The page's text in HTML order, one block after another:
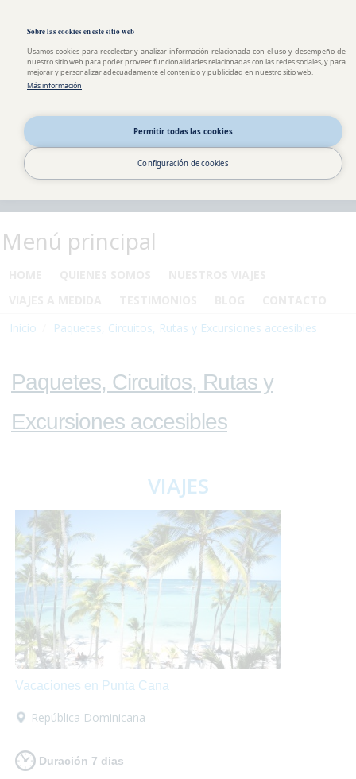
Sobre las cookies en este sitio web
Usamos cookies para recolectar y analizar información relacionada con el uso y desempeño de
nuestro sitio web para poder proveer funcionalidades relacionadas con las redes sociales, y para
mejorar y personalizar adecuadamente el contenido y publicidad en nuestro sitio web.
Más información
Permitir todas las cookies
Configuración de cookies
Menú principal
Inicio
Paquetes, Circuitos, Rutas y Excursiones accesibles
Paquetes, Circuitos, Rutas y
Excursiones accesibles
VIAJES
Vacaciones en Punta Cana
República Dominicana
Duración 7 dias